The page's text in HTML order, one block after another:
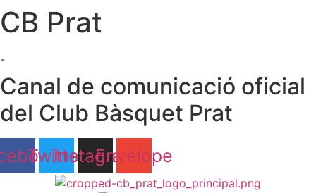
Ir
al
CB Prat
-
Canal de comunicació oficial
del Club Bàsquet Prat
Twitter
Instagram
Envelope